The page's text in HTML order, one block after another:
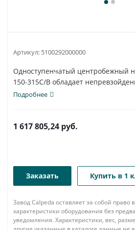
Артикул: 5100292000000
Одноступенчатый центробежный
150-315C/B обладает
Подробнее
1 617 805,24 руб.
Заказать Купить в 1
Завод Calpeda оставляет за собой
характеристики оборудования без
уведомления. Характеристики, вес,